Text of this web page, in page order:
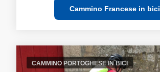
Cammino Francese in bici
CAMMINO PORTOGHESE IN BICI